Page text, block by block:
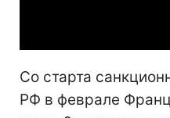
Со старта
РФ в феврале